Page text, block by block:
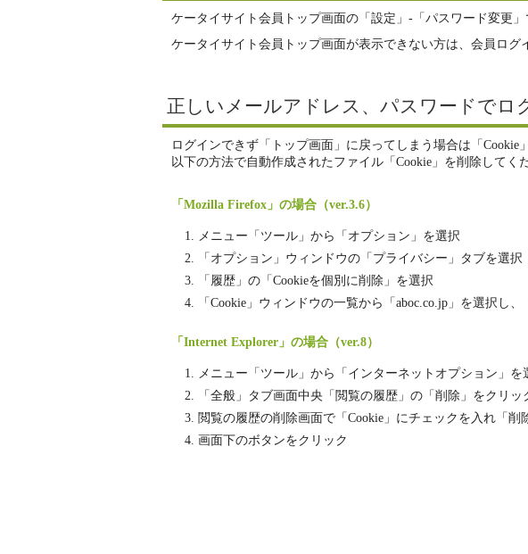
ケータイサイト会員トップ画面の「設定」-「パスワード変更
ケータイサイト会員トップ画面が表示できない方は、会員ロ
正しいメールアドレス、パスワードでロ
ログインできず「トップ画面」に戻ってしまう場合は「Cookie
以下の方法で自動作成されたファイル「Cookie」を削除してく
「Mozilla Firefox」の場合（ver.3.6）
メニュー「ツール」から「オプション」を選択
「オプション」ウィンドウの「プライバシー」タブを選択
「履歴」の「Cookieを個別に削除」を選択
「Cookie」ウィンドウの一覧から「aboc.co.jp」を選択し
「Internet Explorer」の場合（ver.8）
メニュー「ツール」から「インターネットオプション」を
「全般」タブ画面中央「閲覧の履歴」の「削除」をクリッ
閲覧の履歴の削除画面で「Cookie」にチェックを入れ「削
画面下のボタンをクリック